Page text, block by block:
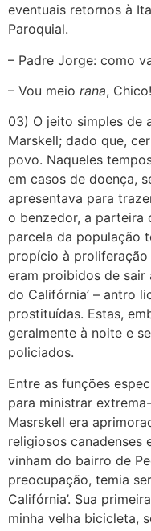
eventuais retornos à
Paroquial.
– Padre Jorge: como
– Vou meio rana, Chico!
03) O jeito simples de
Marskell; dado que,
povo. Naqueles
em casos de doença,
apresentava para
o benzedor, a parteira
parcela da população
propício à
eram proibidos de sair
do Califórnia’ – antro
prostituídas. Estas,
geralmente à noite e
policiados.
Entre as funções
para ministrar
Masrskell era
religiosos canadenses
vinham do bairro de
preocupação, temia
Califórnia’. Sua
minha velha bicicleta,